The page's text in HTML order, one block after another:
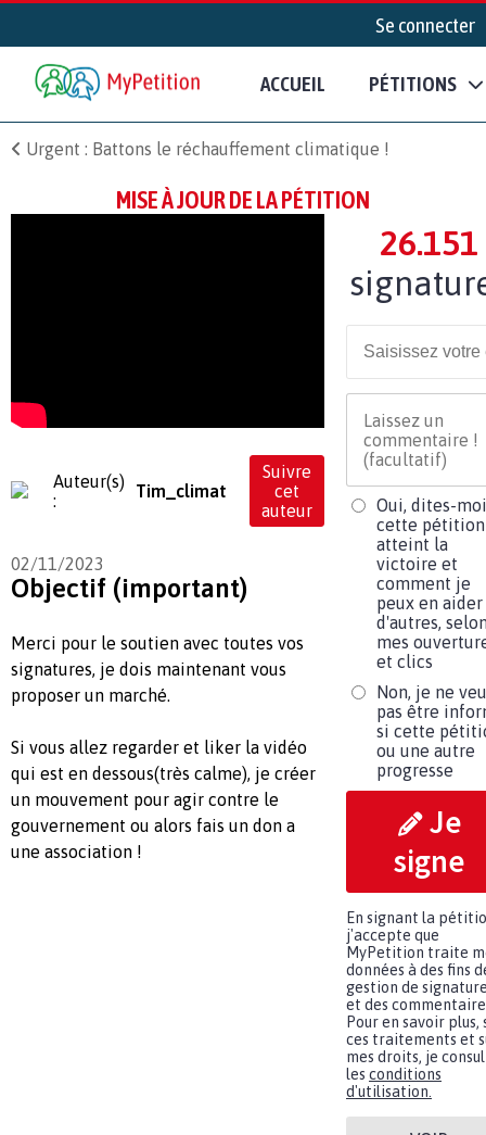
Se connecter
ACCUEIL PÉTITIONS
Urgent : Battons le réchauffement climatique !
MISE À JOUR DE LA PÉTITION
Auteur(s)
:
Tim_climat
Suivre
cet
auteur
02/11/2023
Objectif (important)
Merci pour le soutien avec toutes vos
signatures, je dois maintenant vous
proposer un marché.
Si vous allez regarder et liker la vidéo
qui est en dessous(très calme), je créer
un mouvement pour agir contre le
gouvernement ou alors fais un don a
une association !
26.151
Oui, dites-
cette pétition
atteint la
victoire et
comment je
peux en aider
d'autres,
mes
et clics
Non, je ne
pas être
si cette
ou une autre
progresse
Je
signe
En signant la
j'accepte que
MyPetition traite
données à des fins
gestion de
et des
Pour en savoir plus,
ces traitements et
mes droits, je
les conditions
d'utilisation.